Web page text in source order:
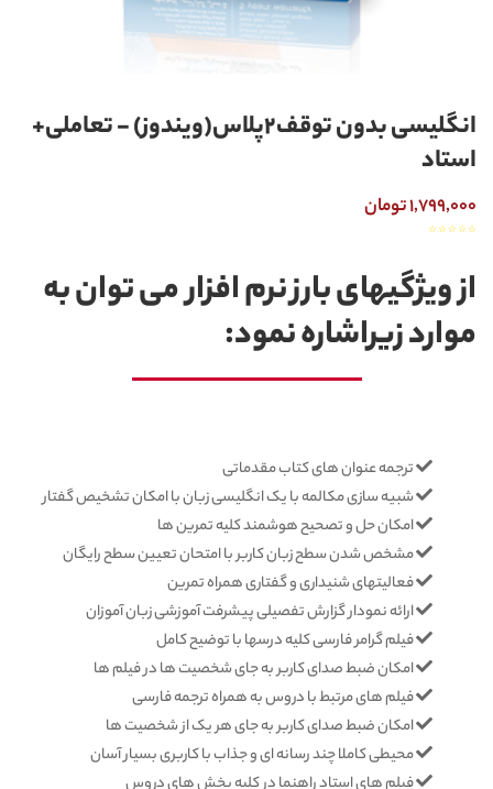
انگلیسی بدون توقف2پلاس(ویندوز) - تعاملی+
استاد
1,799,000 تومان
☆ ☆ ☆ ☆ ☆
از ویژگیهای بارز نرم افزار می توان به
موارد زیراشاره نمود:
ترجمه عنوان های کتاب مقدماتی
شبیه سازی مکالمه با یک انگلیسی زبان با امکان تشخیص گفتار
امکان حل و تصحیح هوشمند کلیه تمرین ها
مشخص شدن سطح زبان کاربر با امتحان تعیین سطح رایگان
فعالیتهای شنیداری و گفتاری همراه تمرین
ارائه نمودار گزارش تفصیلی پیشرفت آموزشی زبان آموزان
فیلم گرامر فارسی کلیه درسها با توضیح کامل
امکان ضبط صدای کاربر به جای شخصیت ها در فیلم ها
فیلم های مرتبط با دروس به همراه ترجمه فارسی
امکان ضبط صدای کاربر به جای هر یک از شخصیت ها
محیطی کاملا چند رسانه ای و جذاب با کاربری بسیار آسان
فیلم های استاد راهنما در کلیه بخش های دروس